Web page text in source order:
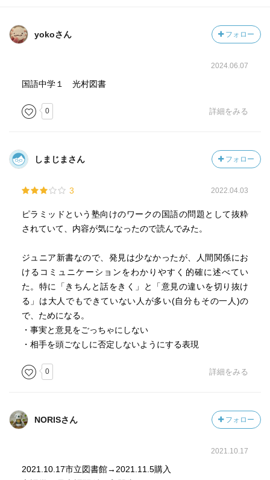
yokoさん フォロー
2024.06.07
国語中学１ 光村図書
0 詳細をみる
しまじまさん フォロー
3 2022.04.03
ピラミッドという塾向けのワークの国語の問題として抜粋
されていて、内容が気になったので読んでみた。
ジュニア新書なので、発見は少なかったが、人間関係にお
けるコミュニケーションをわかりやすく的確に述べてい
た。特に「きちんと話をきく」と「意見の違いを切り抜け
る」は大人でもできていない人が多い(自分もその一人)の
で、ためになる。
・事実と意見をごっちゃにしない
・相手を頭ごなしに否定しないようにする表現
0 詳細をみる
NORISさん フォロー
2021.10.17
2021.10.17市立図書館→2021.11.5購入